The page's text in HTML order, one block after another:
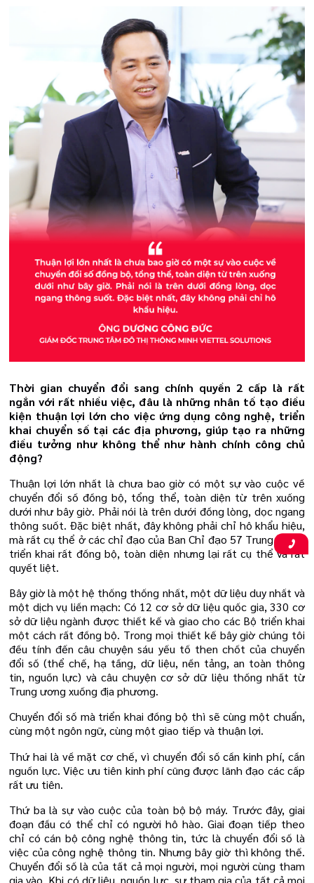
Thời gian chuyển đổi sang chính quyền 2 cấp là rất
ngắn với rất nhiều việc, đâu là những nhân tố tạo điều
kiện thuận lợi lớn cho việc ứng dụng công nghệ, triển
khai chuyển số tại các địa phương, giúp tạo ra những
điều tưởng như không thể như hành chính công chủ
động?
Thuận lợi lớn nhất là chưa bao giờ có một sự vào cuộc về
chuyển đổi số đồng bộ, tổng thể, toàn diện từ trên xuống
dưới như bây giờ. Phải nói là trên dưới đồng lòng, dọc ngang
thông suốt. Đặc biệt nhất, đây không phải chỉ hô khẩu hiệu,
mà rất cụ thể ở các chỉ đạo của Ban Chỉ đạo 57 Trung ương:
triển khai rất đồng bộ, toàn diện nhưng lại rất cụ thể và rất
quyết liệt.
Bây giờ là một hệ thống thống nhất, một dữ liệu duy nhất và
một dịch vụ liền mạch: Có 12 cơ sở dữ liệu quốc gia, 330 cơ
sở dữ liệu ngành được thiết kế và giao cho các Bộ triển khai
một cách rất đồng bộ. Trong mọi thiết kế bây giờ chúng tôi
đều tính đến câu chuyện sáu yếu tố then chốt của chuyển
đổi số (thể chế, hạ tầng, dữ liệu, nền tảng, an toàn thông
tin, nguồn lực) và câu chuyện cơ sở dữ liệu thống nhất từ
Trung ương xuống địa phương.
Chuyển đổi số mà triển khai đồng bộ thì sẽ cùng một chuẩn,
cùng một ngôn ngữ, cùng một giao tiếp và thuận lợi.
Thứ hai là về mặt cơ chế, vì chuyển đổi số cần kinh phí, cần
nguồn lực. Việc ưu tiên kinh phí cũng được lãnh đạo các cấp
rất ưu tiên.
Thứ ba là sự vào cuộc của toàn bộ bộ máy. Trước đây, giai
đoạn đầu có thể chỉ có người hô hào. Giai đoạn tiếp theo
chỉ có cán bộ công nghệ thông tin, tức là chuyển đổi số là
việc của công nghệ thông tin. Nhưng bây giờ thì không thế.
Chuyển đổi số là của tất cả mọi người, mọi người cùng tham
gia vào. Khi có dữ liệu, nguồn lực, sự tham gia của tất cả mọi